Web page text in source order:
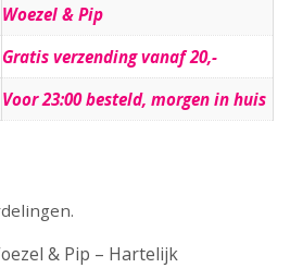
Woezel & Pip
Gratis verzending vanaf 20,-
Voor 23:00 besteld, morgen in huis
& Pip – Hartelijk